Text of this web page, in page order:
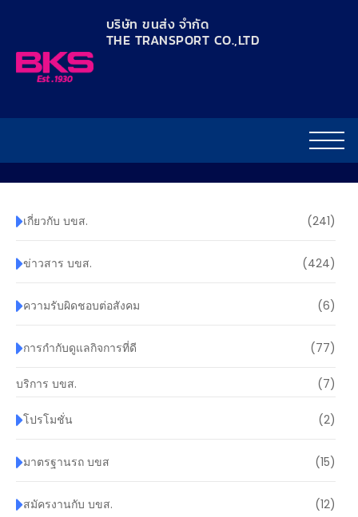
บริษัท ขนส่ง จำกัด
THE TRANSPORT CO.,LTD​
เกี่ยวกับ บขส. (241)
ข่าวสาร บขส. (424)
ความรับผิดชอบต่อสังคม (6)
การกำกับดูแลกิจการที่ดี (77)
บริการ บขส. (7)
โปรโมชั่น (2)
มาตรฐานรถ บขส (15)
สมัครงานกับ บขส. (12)